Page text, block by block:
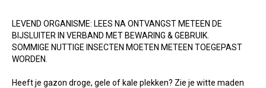
LEVEND ORGANISME: LEES NA ONTVANGST METEEN DE
BIJSLUITER IN VERBAND MET BEWARING & GEBRUIK.
SOMMIGE NUTTIGE INSECTEN MOETEN METEEN TOEGEPAST
WORDEN.
Heeft je gazon droge, gele of kale plekken? Zie je witte maden